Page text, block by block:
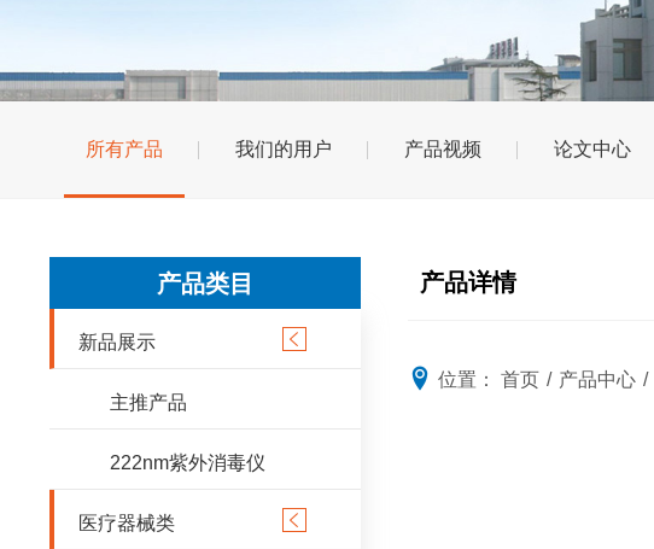
所有产品 我们的用户 产品视频 论文中心
产品类目
新品展示 
主推产品
222nm紫外消毒仪
医疗器械类 
产品详情
位置： 首页 / 产品中心 /